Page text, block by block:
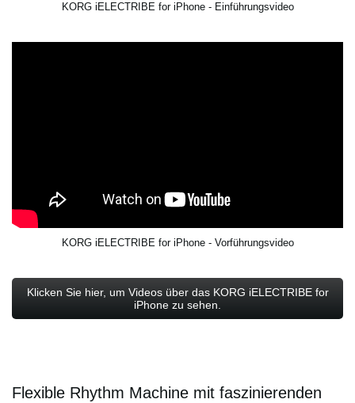
KORG iELECTRIBE for iPhone - Einführungsvideo
KORG iELECTRIBE for iPhone - Vorführungsvideo
Klicken Sie hier, um Videos über das KORG iELECTRIBE for
iPhone zu sehen.
Flexible Rhythm Machine mit faszinierenden